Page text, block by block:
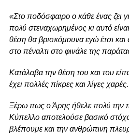
«Στο ποδόσφαιρο ο κάθε ένας ζει
πολύ στεναχωρημένος κι αυτό
θέση θα βρισκόμουνα εγώ έτσι και
στο πέναλτι στο φινάλε της
Κατάλαβα την θέση του και του
έχει πολλές πίκρες και λίγες χαρές.
Ξέρω πως ο Άρης ήθελε πολύ την
Κύπελλο αποτελούσε βασικό
βλέπουμε και την ανθρώπινη